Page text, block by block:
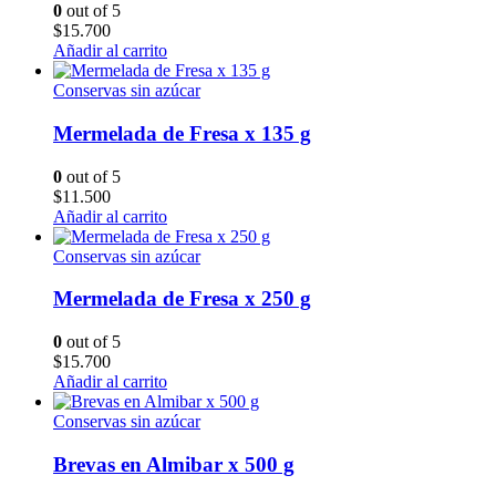
0 out of 5
$15.700
Añadir al carrito
Conservas sin azúcar
Mermelada de Fresa x 135 g
0 out of 5
$11.500
Añadir al carrito
Conservas sin azúcar
Mermelada de Fresa x 250 g
0 out of 5
$15.700
Añadir al carrito
Conservas sin azúcar
Brevas en Almibar x 500 g